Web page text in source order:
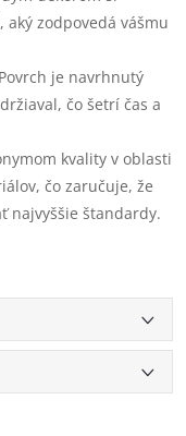
zodpovedá vášmu
je navrhnutý
čo šetrí čas a
kvality v oblasti
čo zaručuje, že
najvyššie štandardy.